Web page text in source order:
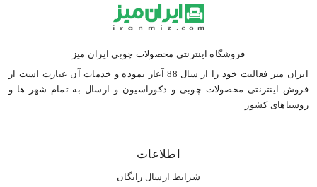
فروشگاه اینترنتی محصولات چوبی ایران میز
ایران میز فعالیت خود را از سال 88 آغاز نموده و خدمات آن عبارت است از
فروش اینترنتی محصولات چوبی و دکوراسیون و ارسال به تمام شهر ها و
روستاهای کشور
اطلاعات
شرایط ارسال رایگان